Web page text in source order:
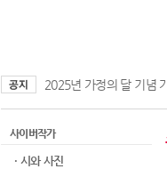
2025년 가정의 달 기념
사이버작가
· 시와 사진